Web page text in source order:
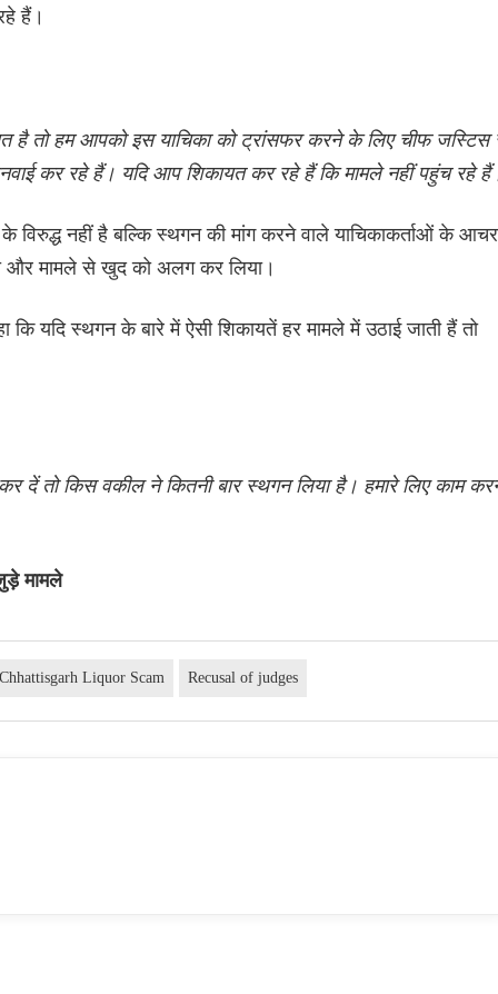
हैं।
है तो हम आपको इस याचिका को ट्रांसफर करने के लिए चीफ जस्टिस
कर रहे हैं। यदि आप शिकायत कर रहे हैं कि मामले नहीं पहुंच रहे
के विरुद्ध नहीं है बल्कि स्थगन की मांग करने वाले याचिकाकर्ताओं के
और मामले से खुद को अलग कर लिया।
यदि स्थगन के बारे में ऐसी शिकायतें हर मामले में उठाई जाती हैं तो
दें तो किस वकील ने कितनी बार स्थगन लिया है। हमारे लिए काम
मामले
Chhattisgarh Liquor Scam Recusal of judges